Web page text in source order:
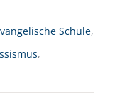
Schule,
,